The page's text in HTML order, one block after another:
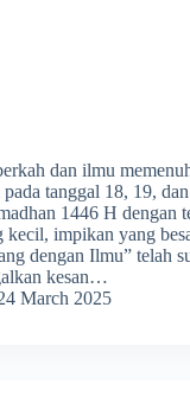
dan ilmu
pada tanggal 18, 19,
1446 H dengan
impikan yang
dengan Ilmu” telah
kesan…
March 2025